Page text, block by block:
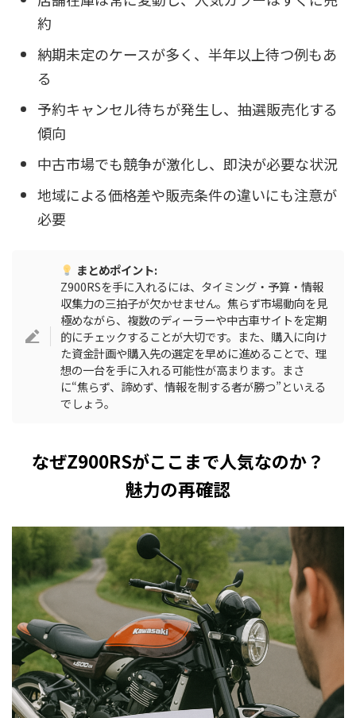
約
納期未定のケースが多く、半年以上待つ例もあ
る
予約キャンセル待ちが発生し、抽選販売化する
傾向
中古市場でも競争が激化し、即決が必要な状況
地域による価格差や販売条件の違いにも注意が
必要
まとめポイント:
Z900RSを手に入れるには、タイミング・予算・情報
収集力の三拍子が欠かせません。焦らず市場動向を見
極めながら、複数のディーラーや中古車サイトを定期
的にチェックすることが大切です。また、購入に向け
た資金計画や購入先の選定を早めに進めることで、理
想の一台を手に入れる可能性が高まります。まさ
に“焦らず、諦めず、情報を制する者が勝つ”といえる
でしょう。
なぜZ900RSがここまで人気なのか？
魅力の再確認